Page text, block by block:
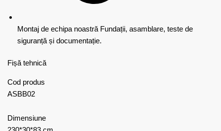
Montaj de echipa noastră Fundații, asamblare, teste de
siguranță și documentație.
Fișă tehnică
Cod produs
ASBB02
Dimensiune